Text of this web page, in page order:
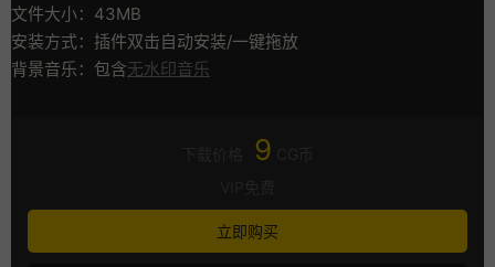
文件大小：43MB
安装方式：插件双击自动安装/一键拖放
背景音乐：包含无水印音乐
9
立即购买